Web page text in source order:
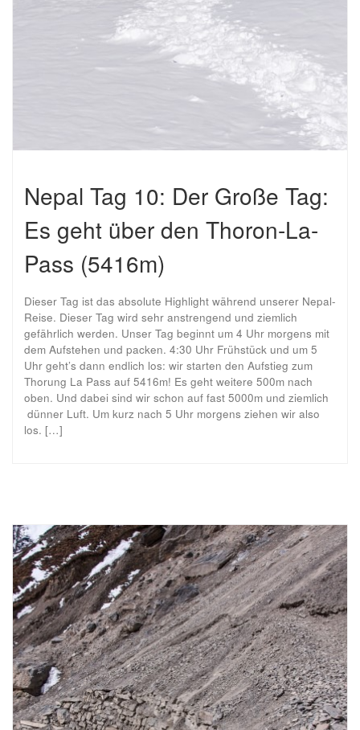
Nepal Tag 10: Der Große Tag:
Es geht über den Thoron-La-
Pass (5416m)
Dieser Tag ist das absolute Highlight während unserer Nepal-
Reise. Dieser Tag wird sehr anstrengend und ziemlich
gefährlich werden. Unser Tag beginnt um 4 Uhr morgens mit
dem Aufstehen und packen. 4:30 Uhr Frühstück und um 5
Uhr geht’s dann endlich los: wir starten den Aufstieg zum
Thorung La Pass auf 5416m! Es geht weitere 500m nach
oben. Und dabei sind wir schon auf fast 5000m und ziemlich
dünner Luft. Um kurz nach 5 Uhr morgens ziehen wir also
los. […]